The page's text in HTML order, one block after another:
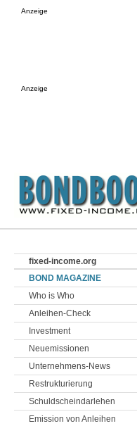
Anzeige
Anzeige
fixed-income.org
BOND MAGAZINE
Who is Who
Anleihen-Check
Investment
Neuemissionen
Unternehmens-News
Restrukturierung
Schuldscheindarlehen
Emission von Anleihen